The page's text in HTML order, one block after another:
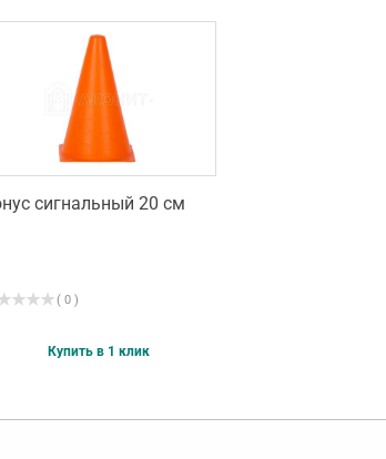
сигнальный 20 см
( 0 )
Купить в 1 клик